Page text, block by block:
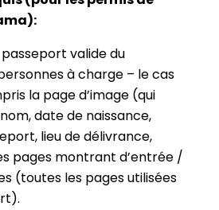
valide du
à charge – le cas
la page d’image (qui
date de naissance,
lieu de délivrance,
pages montrant d’entrée /
(toutes les pages utilisées